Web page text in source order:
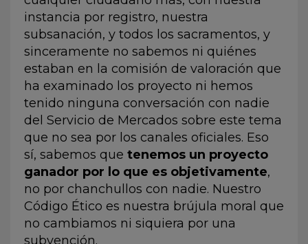
instancia por registro, nuestra
subsanación, y todos los sacramentos, y
sinceramente no sabemos ni quiénes
estaban en la comisión de valoración que
ha examinado los proyecto ni hemos
tenido ninguna conversación con nadie
del Servicio de Mercados sobre este tema
que no sea por los canales oficiales. Eso
sí, sabemos que tenemos un proyecto
ganador por lo que es objetivamente,
no por chanchullos con nadie. Nuestro
Código Ético es nuestra brújula moral que
no cambiamos ni siquiera por una
subvención.